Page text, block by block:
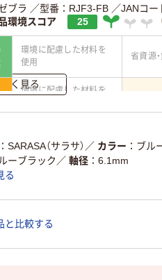
ブラ ／型番：RJF3-FB ／JANコ
環境スコア
25
環境に配慮した材料を
使用
省資源
環境に配慮した材料を
ある
いる
境配慮ポイントです。詳しくはペー
項目
く見る
SARASA（サラサ） ／ カラー ブル
ーブラック ／ 軸径
6.1mm
る
と比較する